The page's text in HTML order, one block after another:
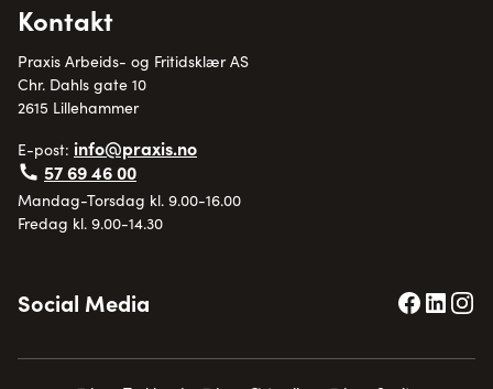
Kontakt
Praxis Arbeids- og Fritidsklær AS
Chr. Dahls gate 10
2615 Lillehammer
E-post: info@praxis.no
57 69 46 00
Mandag-Torsdag kl. 9.00-16.00
Fredag kl. 9.00-14.30
Social Media